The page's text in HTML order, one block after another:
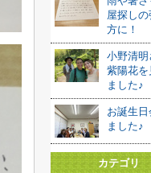
屋探し
方に！
小野清明
紫陽花を
ました♪
お誕生日
ました♪
カテゴリ